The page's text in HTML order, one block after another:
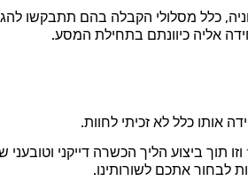
כלל מסלולי הקבלה בהם תתבקשו
אליה כיוונתם בתחילת המסע.
אותו כלל לא זכיתי לחוות.
וזו תוך ביצוע הליך הכשרה דייקני וטובעני
לבחור אתכם לשורותינו.